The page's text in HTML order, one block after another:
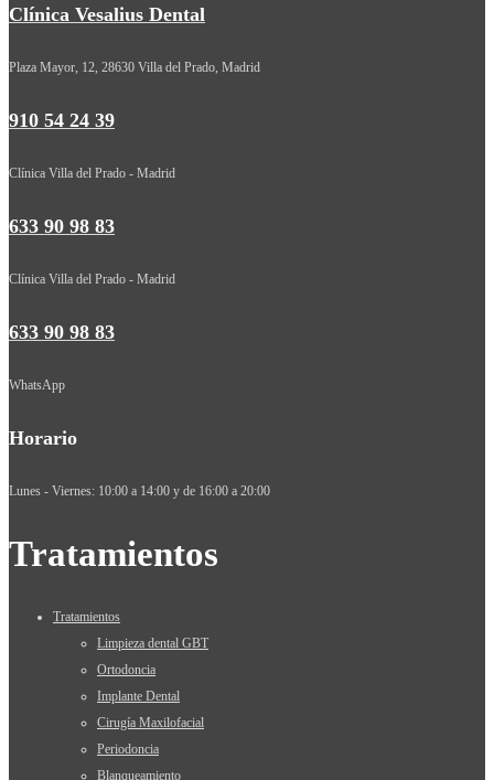
Clínica Vesalius Dental
Plaza Mayor, 12, 28630 Villa del Prado, Madrid
910 54 24 39
Clínica Villa del Prado - Madrid
633 90 98 83
Clínica Villa del Prado - Madrid
633 90 98 83
WhatsApp
Horario
Lunes - Viernes: 10:00 a 14:00 y de 16:00 a 20:00
Tratamientos
Tratamientos
Limpieza dental GBT
Ortodoncia
Implante Dental
Cirugía Maxilofacial
Periodoncia
Blanqueamiento